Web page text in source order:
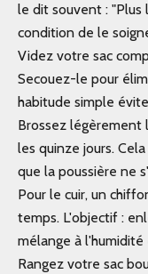
le dit souvent : "Plus
condition de le
Videz votre sac
Secouez-le pour
habitude simple
Brossez légèrement
les quinze jours.
que la poussière ne
Pour le cuir, un
temps. L'objectif :
mélange à
Rangez votre sac